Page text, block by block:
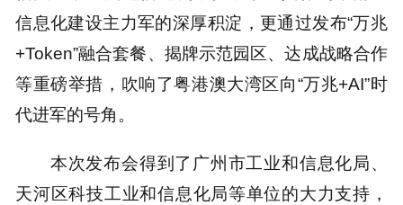
信息化建设主力军的深厚积淀，更通过发布“万兆
+Token”融合套餐、揭牌示范园区、达成战略合作
等重磅举措，吹响了粤港澳大湾区向“万兆+AI”时
代进军的号角。
本次发布会得到了广州市工业和信息化局、
天河区科技工业和信息化局等单位的大力支持，